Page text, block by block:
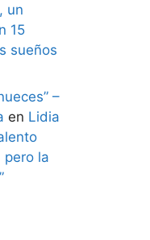
un
15
sueños
–
en Lidia
pero la